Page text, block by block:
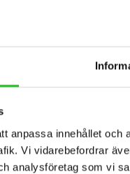
anpassa innehållet
Vi vidarebefordrar
analysföretag som vi
BESKRIVNING